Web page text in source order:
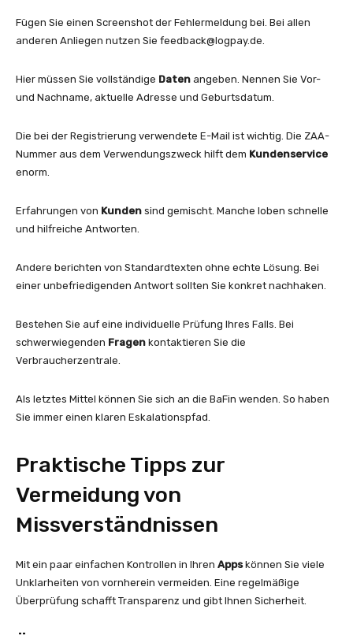
Fügen Sie einen Screenshot der Fehlermeldung bei. Bei allen
anderen Anliegen nutzen Sie feedback@logpay.de.
Hier müssen Sie vollständige Daten angeben. Nennen Sie Vor-
und Nachname, aktuelle Adresse und Geburtsdatum.
Die bei der Registrierung verwendete E-Mail ist wichtig. Die ZAA-
Nummer aus dem Verwendungszweck hilft dem Kundenservice
enorm.
Erfahrungen von Kunden sind gemischt. Manche loben schnelle
und hilfreiche Antworten.
Andere berichten von Standardtexten ohne echte Lösung. Bei
einer unbefriedigenden Antwort sollten Sie konkret nachhaken.
Bestehen Sie auf eine individuelle Prüfung Ihres Falls. Bei
schwerwiegenden Fragen kontaktieren Sie die
Verbraucherzentrale.
Als letztes Mittel können Sie sich an die BaFin wenden. So haben
Sie immer einen klaren Eskalationspfad.
Praktische Tipps zur
Vermeidung von
Missverständnissen
Mit ein paar einfachen Kontrollen in Ihren Appskönnen Sie viele
Unklarheiten von vornherein vermeiden. Eine regelmäßige
Überprüfung schafft Transparenz und gibt Ihnen Sicherheit.